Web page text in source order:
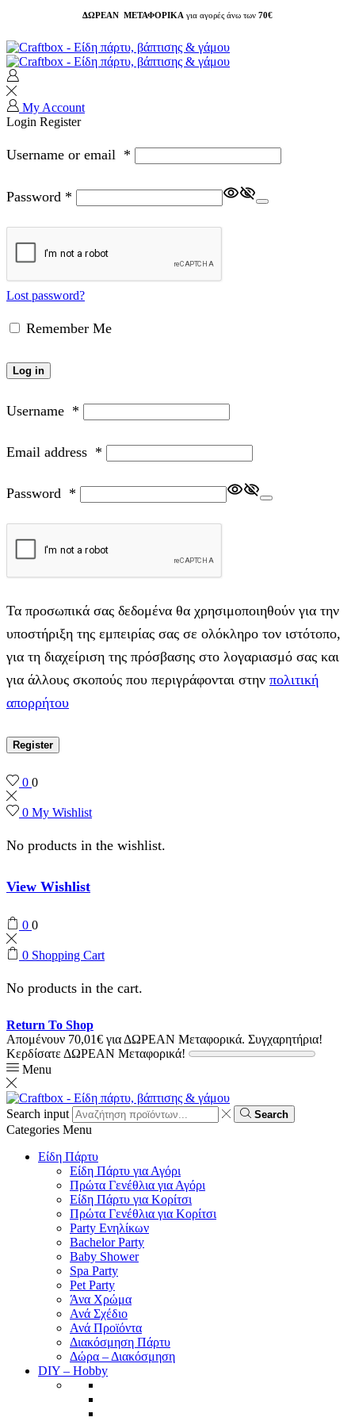
ΔΩΡΕΑΝ ΜΕΤΑΦΟΡΙΚΑ για αγορές άνω των 70€
My Account
Login Register
Username or email *
Password *
Lost password?
Remember Me
Log in
Username *
Email address *
Password *
Τα προσωπικά σας δεδομένα θα χρησιμοποιηθούν για την
υποστήριξη της εμπειρίας σας σε ολόκληρο τον ιστότοπο,
για τη διαχείριση της πρόσβασης στο λογαριασμό σας και
για άλλους σκοπούς που περιγράφονται στην πολιτική
απορρήτου
Register
0 0
0 My Wishlist
No products in the wishlist.
View Wishlist
0 0
0 Shopping Cart
No products in the cart.
Return To Shop
Απομένουν 70,01€ για ΔΩΡΕΑΝ Μεταφορικά. Συγχαρητήρια!
Κερδίσατε ΔΩΡΕΑΝ Μεταφορικά!
Menu
Search input Search
Categories Menu
Είδη Πάρτυ
Είδη Πάρτυ για Αγόρι
Πρώτα Γενέθλια για Αγόρι
Είδη Πάρτυ για Κορίτσι
Πρώτα Γενέθλια για Κορίτσι
Party Ενηλίκων
Bachelor Party
Baby Shower
Spa Party
Pet Party
Άνα Χρώμα
Ανά Σχέδιο
Ανά Προϊόντα
Διακόσμηση Πάρτυ
Δώρα – Διακόσμηση
DIY – Hobby